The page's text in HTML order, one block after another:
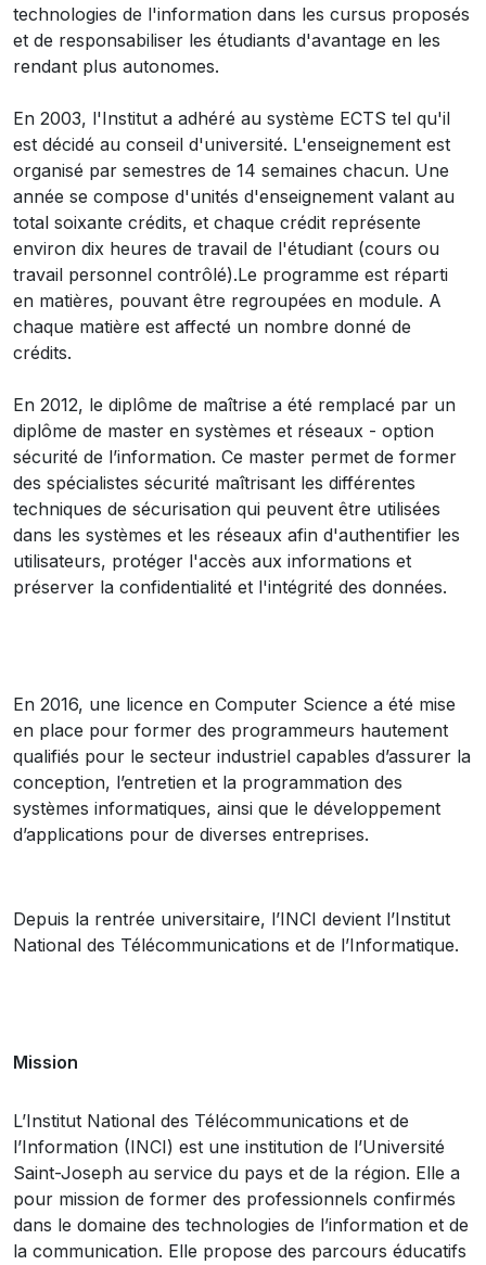
technologies de l'information dans les cursus proposés
et de responsabiliser les étudiants d'avantage en les
rendant plus autonomes.
En 2003, l'Institut a adhéré au système ECTS tel qu'il
est décidé au conseil d'université. L'enseignement est
organisé par semestres de 14 semaines chacun. Une
année se compose d'unités d'enseignement valant au
total soixante crédits, et chaque crédit représente
environ dix heures de travail de l'étudiant (cours ou
travail personnel contrôlé).Le programme est réparti
en matières, pouvant être regroupées en module. A
chaque matière est affecté un nombre donné de
crédits.
En 2012, le diplôme de maîtrise a été remplacé par un
diplôme de master en systèmes et réseaux - option
sécurité de l’information. Ce master permet de former
des spécialistes sécurité maîtrisant les différentes
techniques de sécurisation qui peuvent être utilisées
dans les systèmes et les réseaux afin d'authentifier les
utilisateurs, protéger l'accès aux informations et
préserver la confidentialité et l'intégrité des données.
En 2016, une licence en Computer Science a été mise
en place pour former des programmeurs hautement
qualifiés pour le secteur industriel capables d’assurer la
conception, l’entretien et la programmation des
systèmes informatiques, ainsi que le développement
d’applications pour de diverses entreprises.
Depuis la rentrée universitaire, l’INCI devient l’Institut
National des Télécommunications et de l’Informatique.
Mission
L’Institut National des Télécommunications et de
l’Information (INCI) est une institution de l’Université
Saint-Joseph au service du pays et de la région. Elle a
pour mission de former des professionnels confirmés
dans le domaine des technologies de l’information et de
la communication. Elle propose des parcours éducatifs